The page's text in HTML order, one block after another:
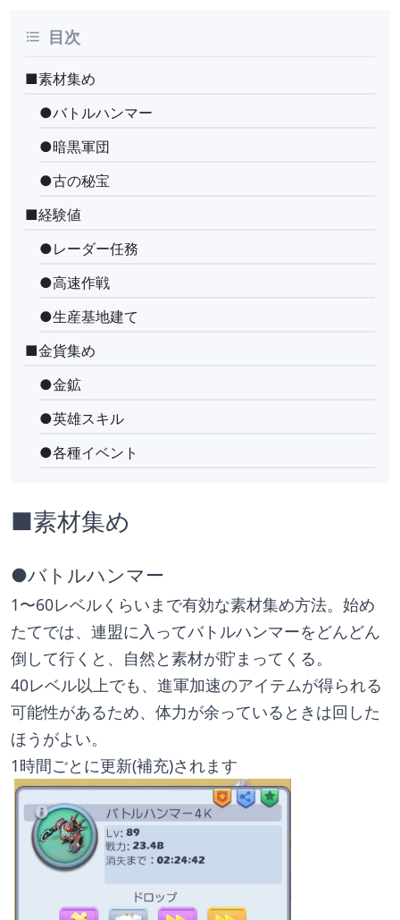
目次
■素材集め
●バトルハンマー
●暗黒軍団
●古の秘宝
■経験値
●レーダー任務
●高速作戦
●生産基地建て
■金貨集め
●金鉱
●英雄スキル
●各種イベント
■素材集め
●バトルハンマー
1〜60レベルくらいまで有効な素材集め方法。始め
たてでは、連盟に入ってバトルハンマーをどんどん
倒して行くと、自然と素材が貯まってくる。
40レベル以上でも、進軍加速のアイテムが得られる
可能性があるため、体力が余っているときは回した
ほうがよい。
1時間ごとに更新(補充)されます